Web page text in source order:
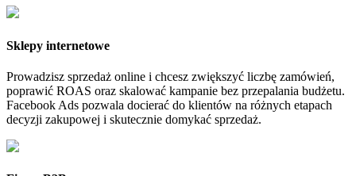
Sklepy internetowe
Prowadzisz sprzedaż online i chcesz zwiększyć liczbę zamówień,
poprawić ROAS oraz skalować kampanie bez przepalania budżetu.
Facebook Ads pozwala docierać do klientów na różnych etapach
decyzji zakupowej i skutecznie domykać sprzedaż.